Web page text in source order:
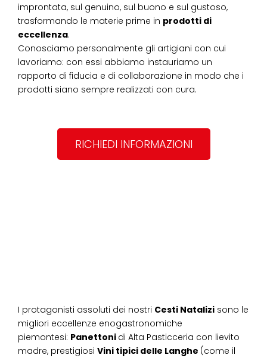
improntata, sul genuino, sul buono e sul gustoso,
trasformando le materie prime in prodotti di
eccellenza.
Conosciamo personalmente gli artigiani con cui
lavoriamo: con essi abbiamo instauriamo un
rapporto di fiducia e di collaborazione in modo che i
prodotti siano sempre realizzati con cura.
RICHIEDI INFORMAZIONI
I protagonisti assoluti dei nostri Cesti Natalizi sono le
migliori eccellenze enogastronomiche
piemontesi: Panettoni di Alta Pasticceria con lievito
madre, prestigiosi Vini tipici delle Langhe (come il